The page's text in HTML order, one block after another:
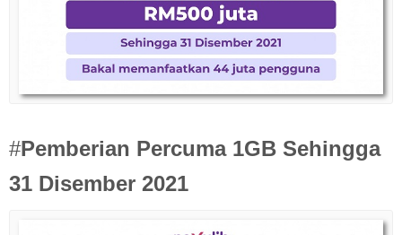
#Pemberian Percuma 1GB Sehingga
31 Disember 2021